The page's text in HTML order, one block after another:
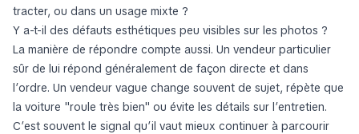
tracter, ou dans un usage mixte ?
Y a-t-il des défauts esthétiques peu visibles sur les photos ?
La manière de répondre compte aussi. Un vendeur particulier
sûr de lui répond généralement de façon directe et dans
l’ordre. Un vendeur vague change souvent de sujet, répète que
la voiture "roule très bien" ou évite les détails sur l’entretien.
C’est souvent le signal qu’il vaut mieux continuer à parcourir